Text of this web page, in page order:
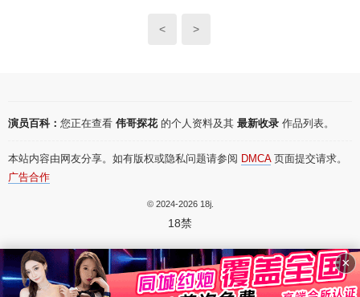
< >
演员百科： 您正在查看 伟哥探花的个人资料及其 最新收录 作品列表。
本站内容由网友分享。如有版权或隐私问题请参阅 DMCA页面提交请求。
广告合作
© 2024-2026 18j.
18禁
×